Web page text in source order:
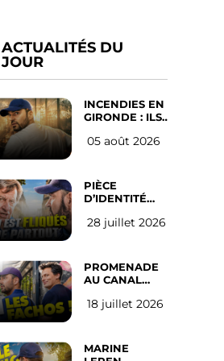
ACTUALITÉS DU
JOUR
INCENDIES EN
GIRONDE : ILS
D’ABANDONNER
05 août 2026
PIÈCE
D’IDENTITÉ
SUR LES
l’avis des
Français
28 juillet 2026
PROMENADE
AU CANAL
(les gauchistes
18 juillet 2026
MARINE